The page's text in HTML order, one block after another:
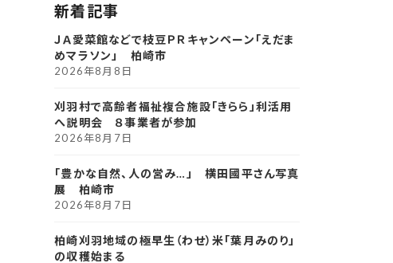
新着記事
ＪＡ愛菜館などで枝豆ＰＲキャンペーン「えだま
めマラソン」 柏崎市
2026年8月8日
刈羽村で高齢者福祉複合施設「きらら」利活用
へ説明会 ８事業者が参加
2026年8月7日
「豊かな自然、人の営み…」 横田國平さん写真
展 柏崎市
2026年8月7日
柏崎刈羽地域の極早生（わせ）米「葉月みのり」
の収穫始まる